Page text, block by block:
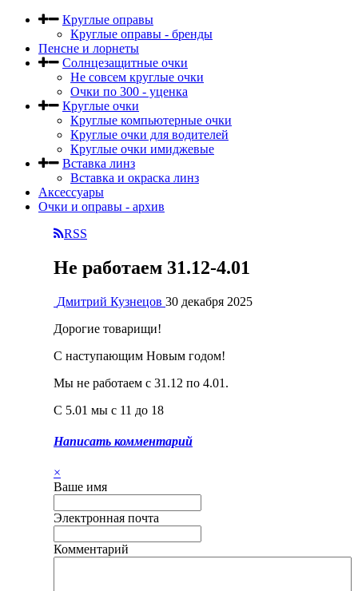
Круглые оправы
Круглые оправы - бренды
Пенсне и лорнеты
Солнцезащитные очки
Не совсем круглые очки
Очки по 300 - уценка
Круглые очки
Круглые компьютерные очки
Круглые очки для водителей
Круглые очки имиджевые
Вставка линз
Вставка и окраска линз
Аксессуары
Очки и оправы - архив
RSS
Не работаем 31.12-4.01
Дмитрий Кузнецов 30 декабря 2025
Дорогие товарищи!
С наступающим Новым годом!
Мы не работаем с 31.12 по 4.01.
С 5.01 мы с 11 до 18
Написать комментарий
×
Ваше имя
Электронная почта
Комментарий